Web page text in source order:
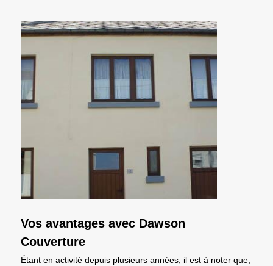
Vos avantages avec Dawson
Couverture
Étant en activité depuis plusieurs années, il est à noter que,